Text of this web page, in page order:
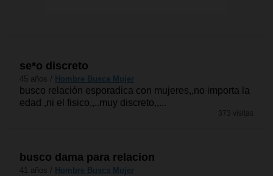
se*o discreto
45 años / Hombre Busca Mujer
busco relación esporadica con mujeres,,no importa la
edad ,ni el fisico,,..muy discreto,,...
373 visitas
busco dama para relacion
41 años / Hombre Busca Mujer